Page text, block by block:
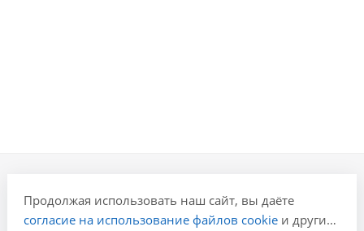
Компания
Продолжая использовать наш сайт, вы даёте
согласие на использование файлов cookieи других